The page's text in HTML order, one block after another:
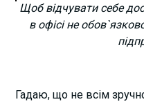
Щоб відчувати себе
в офісі не
Гадаю, що не всім